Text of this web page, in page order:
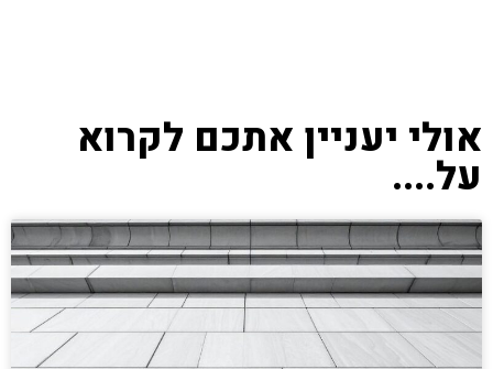
אולי יעניין אתכם לקרוא
על....